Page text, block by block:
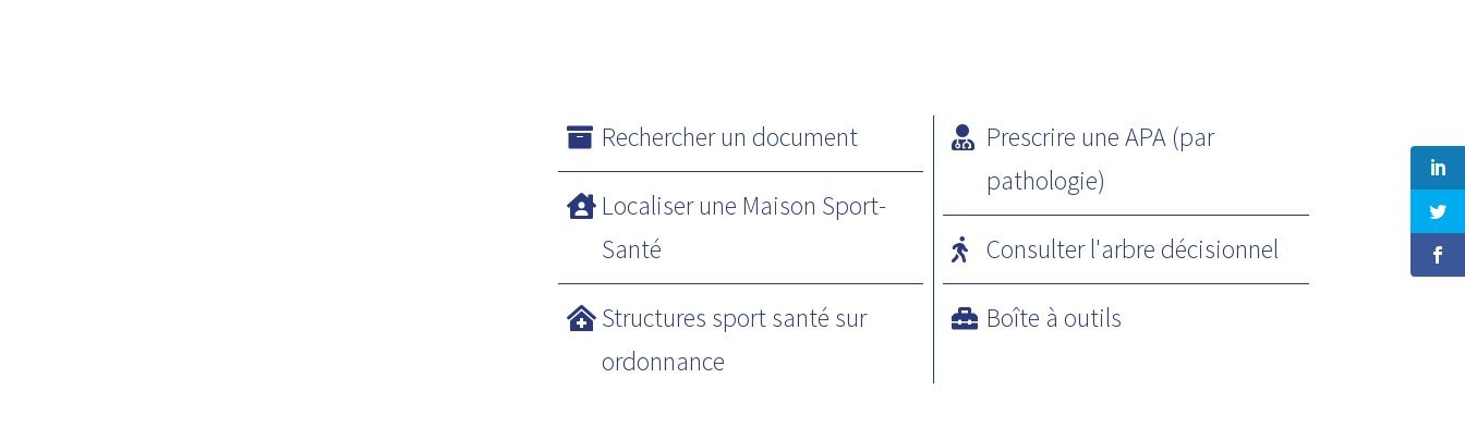
Rechercher un document
Localiser une Maison Sport-
Santé
Structures sport santé sur
ordonnance
Prescrire une APA (par
pathologie)
Consulter l'arbre décisionnel
Boîte à outils